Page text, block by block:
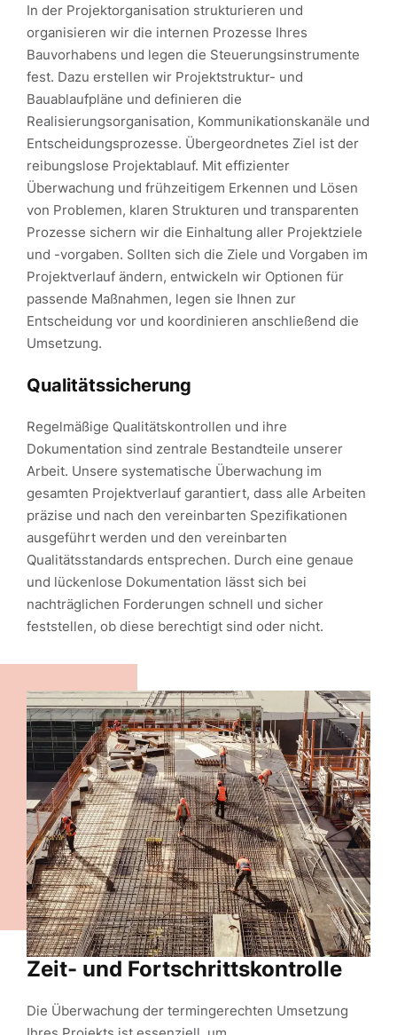
In der Projektorganisation strukturieren und
organisieren wir die internen Prozesse Ihres
Bauvorhabens und legen die Steuerungsinstrumente
fest. Dazu erstellen wir Projektstruktur- und
Bauablaufpläne und definieren die
Realisierungsorganisation, Kommunikationskanäle und
Entscheidungsprozesse. Übergeordnetes Ziel ist der
reibungslose Projektablauf. Mit effizienter
Überwachung und frühzeitigem Erkennen und Lösen
von Problemen, klaren Strukturen und transparenten
Prozesse sichern wir die Einhaltung aller Projektziele
und -vorgaben. Sollten sich die Ziele und Vorgaben im
Projektverlauf ändern, entwickeln wir Optionen für
passende Maßnahmen, legen sie Ihnen zur
Entscheidung vor und koordinieren anschließend die
Umsetzung.
Qualitätssicherung
Regelmäßige Qualitätskontrollen und ihre
Dokumentation sind zentrale Bestandteile unserer
Arbeit. Unsere systematische Überwachung im
gesamten Projektverlauf garantiert, dass alle Arbeiten
präzise und nach den vereinbarten Spezifikationen
ausgeführt werden und den vereinbarten
Qualitätsstandards entsprechen. Durch eine genaue
und lückenlose Dokumentation lässt sich bei
nachträglichen Forderungen schnell und sicher
feststellen, ob diese berechtigt sind oder nicht.
Zeit- und Fortschrittskontrolle
Die Überwachung der termingerechten Umsetzung